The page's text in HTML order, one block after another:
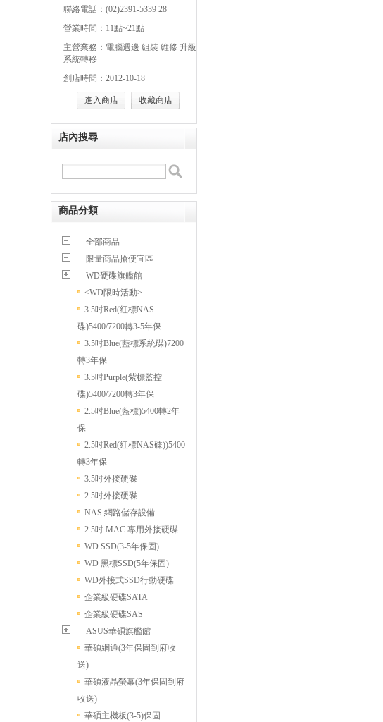
聯絡電話：(02)2391-5339 28
營業時間：11點~21點
主營業務：電腦週邊 組裝 維修 升級
系統轉移
創店時間：2012-10-18
進入商店 收藏商店
店內搜尋
商品分類
全部商品
限量商品搶便宜區
WD硬碟旗艦館
<WD限時活動>
3.5吋Red(紅標NAS
碟)5400/7200轉3-5年保
3.5吋Blue(藍標系統碟)7200
轉3年保
3.5吋Purple(紫標監控
碟)5400/7200轉3年保
2.5吋Blue(藍標)5400轉2年
保
2.5吋Red(紅標NAS碟))5400
轉3年保
3.5吋外接硬碟
2.5吋外接硬碟
NAS 網路儲存設備
2.5吋 MAC 專用外接硬碟
WD SSD(3-5年保固)
WD 黑標SSD(5年保固)
WD外接式SSD行動硬碟
企業級硬碟SATA
企業級硬碟SAS
ASUS華碩旗艦館
華碩網通(3年保固到府收
送)
華碩液晶螢幕(3年保固到府
收送)
華碩主機板(3-5)保固